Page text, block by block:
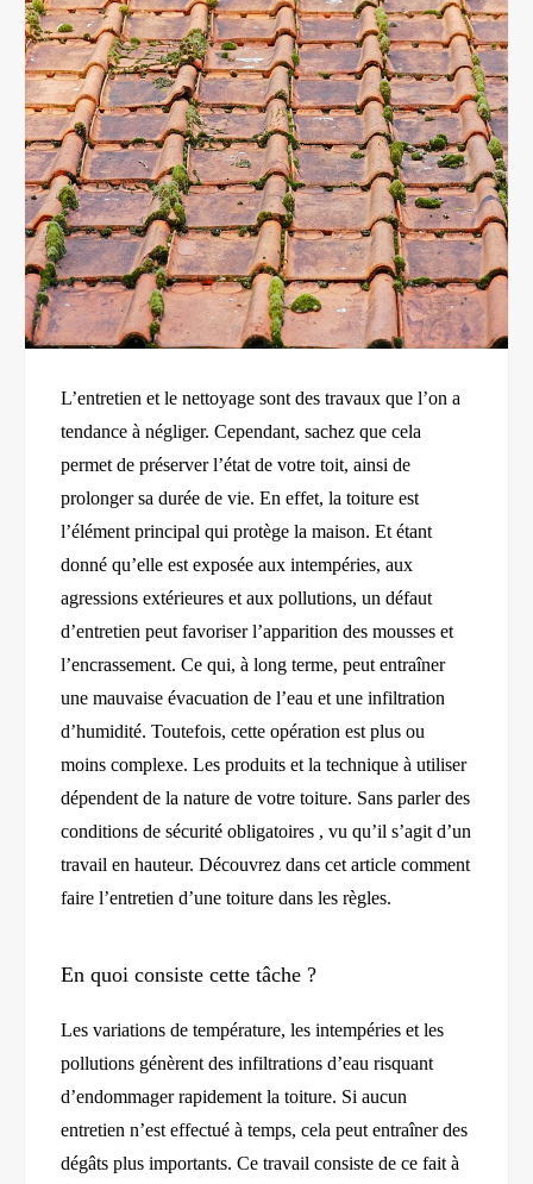
L’entretien et le nettoyage sont des travaux que l’on a
tendance à négliger. Cependant, sachez que cela
permet de préserver l’état de votre toit, ainsi de
prolonger sa durée de vie. En effet, la toiture est
l’élément principal qui protège la maison. Et étant
donné qu’elle est exposée aux intempéries, aux
agressions extérieures et aux pollutions, un défaut
d’entretien peut favoriser l’apparition des mousses et
l’encrassement. Ce qui, à long terme, peut entraîner
une mauvaise évacuation de l’eau et une infiltration
d’humidité. Toutefois, cette opération est plus ou
moins complexe. Les produits et la technique à utiliser
dépendent de la nature de votre toiture. Sans parler des
conditions de sécurité obligatoires , vu qu’il s’agit d’un
travail en hauteur. Découvrez dans cet article comment
faire l’entretien d’une toiture dans les règles.
En quoi consiste cette tâche ?
Les variations de température, les intempéries et les
pollutions génèrent des infiltrations d’eau risquant
d’endommager rapidement la toiture. Si aucun
entretien n’est effectué à temps, cela peut entraîner des
dégâts plus importants. Ce travail consiste de ce fait à